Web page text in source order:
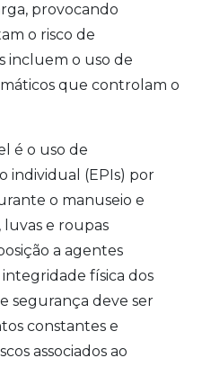
provocando
o risco de
incluem o uso de
que controlam o
é o uso de
individual (EPIs) por
o manuseio e
luvas e roupas
a agentes
física dos
segurança deve ser
constantes e
associados ao